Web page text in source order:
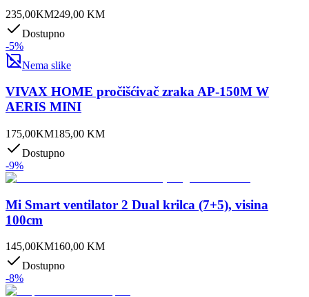
235,00KM249,00 KM
Dostupno
-5%
Nema slike
VIVAX HOME pročišćivač zraka AP-150M W
AERIS MINI
175,00KM185,00 KM
Dostupno
-9%
Mi Smart ventilator 2 Dual krilca (7+5), visina
100cm
145,00KM160,00 KM
Dostupno
-8%